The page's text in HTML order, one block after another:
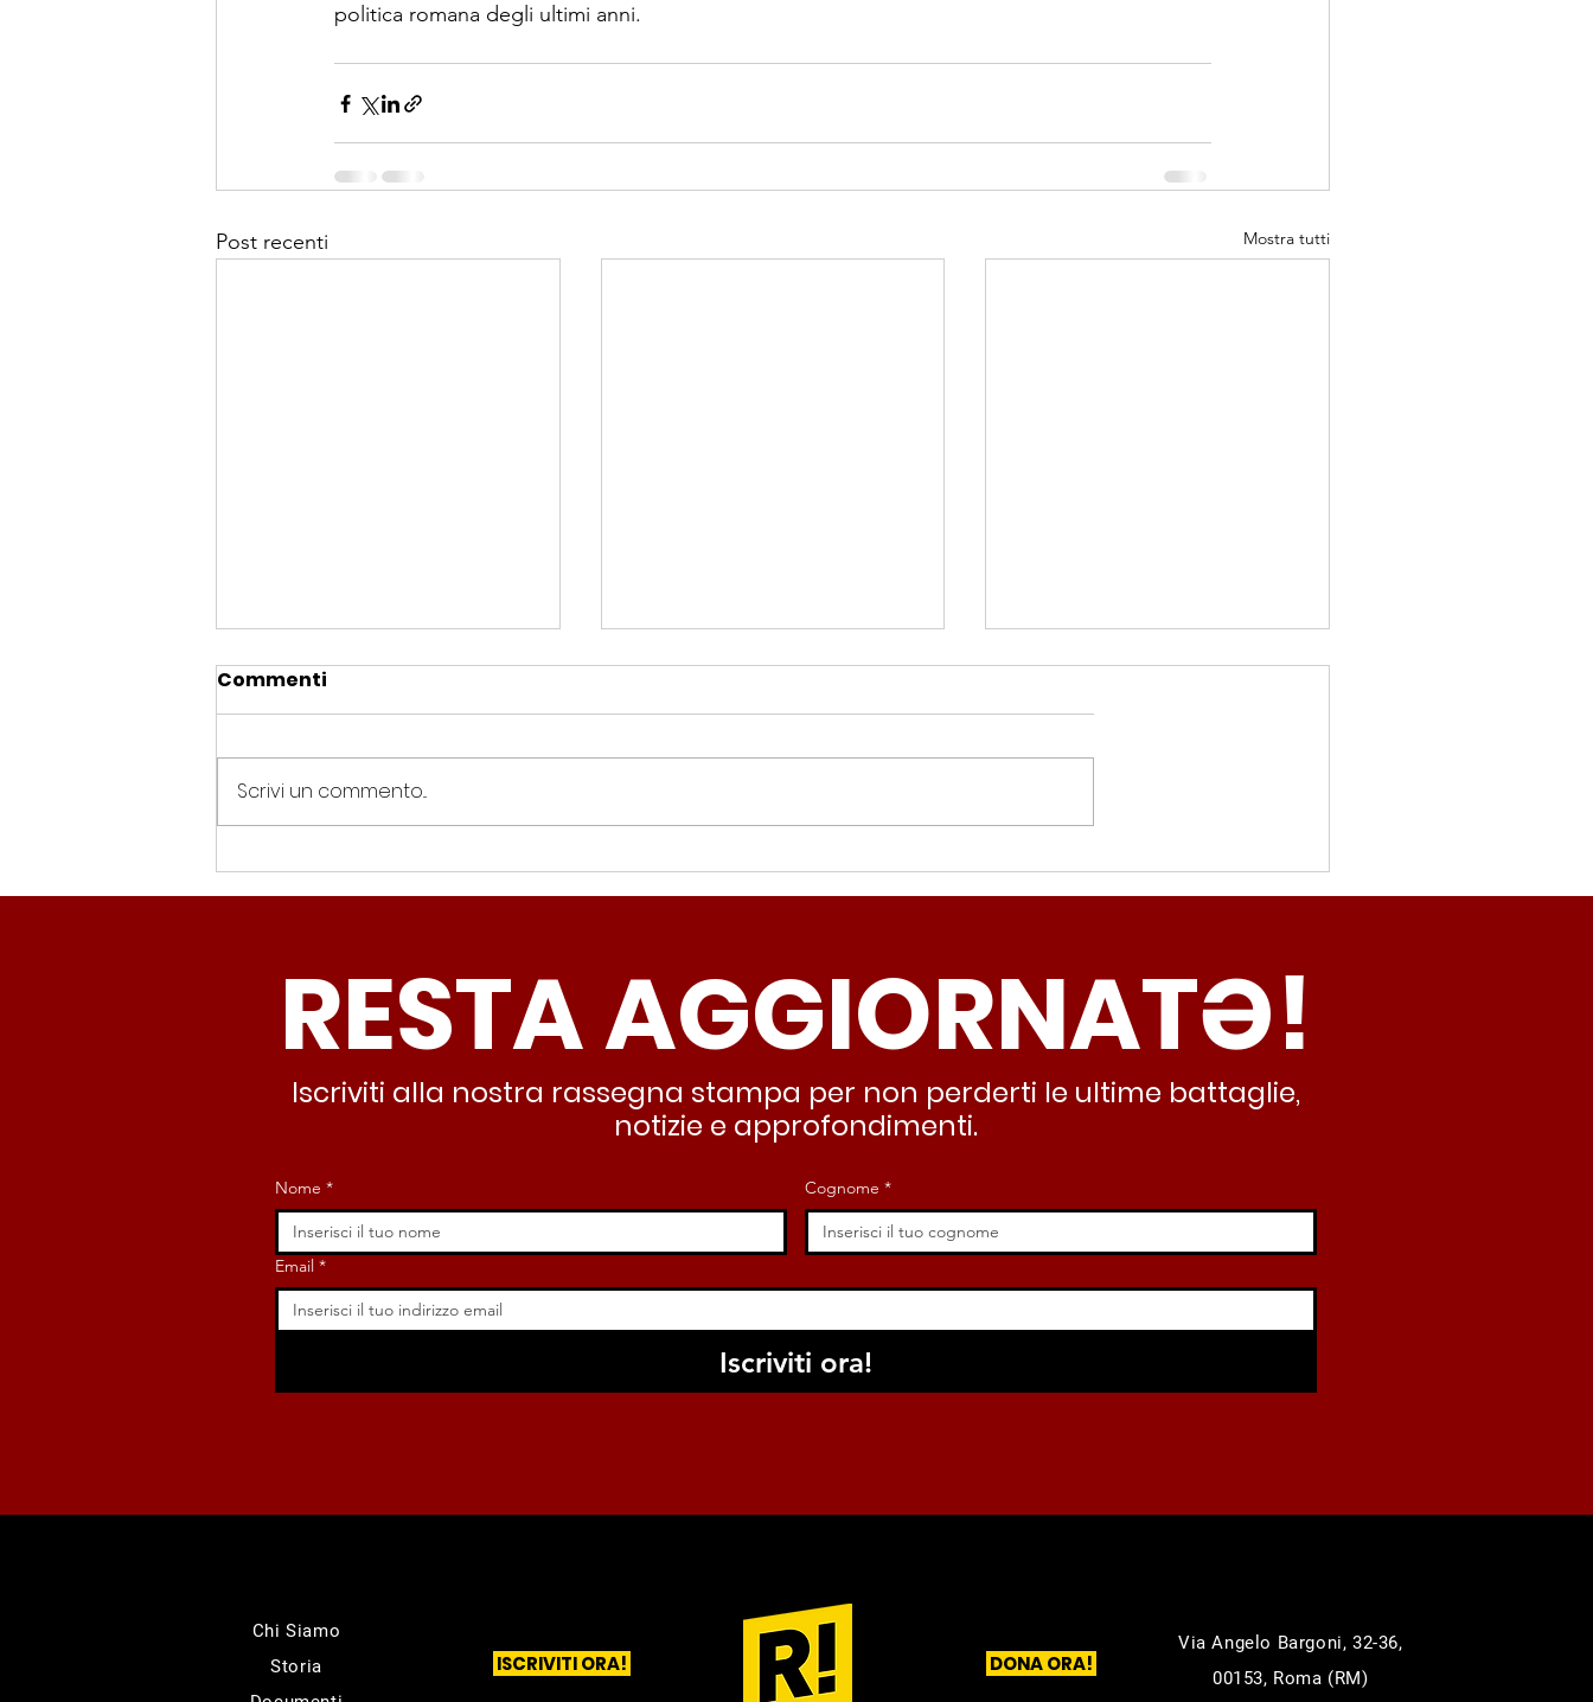
Post recenti Mostra tutti
Spin Time, Colucci: “Non
solo occupazione: 400
nessuno interviene”
Periferie, Colucci
(Radicali Roma): “La
deve garantire servizi e
dignità”
Termovalorizzatore,
Colucci (Radicali Roma):
lasciando al caos e
all’abusivismo”
Commenti
Scrivi un commento...
RESTA AGGIORNATƏ!
Iscriviti alla nostra rassegna stampa per non perderti le ultime battaglie,
notizie e approfondimenti.
Nome * Cognome *
Email *
Iscriviti ora!
Chi Siamo
Storia
ISCRIVITI ORA! DONA ORA!
Via Angelo Bargoni, 32-36,
00153, Roma (RM)